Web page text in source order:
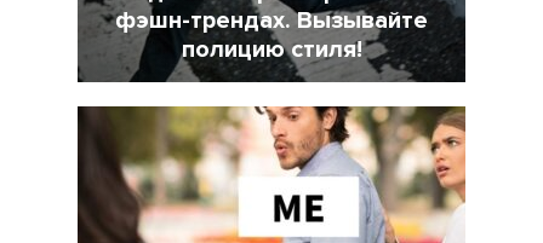
фэшн-трендах. Вызывайте
полицию стиля!